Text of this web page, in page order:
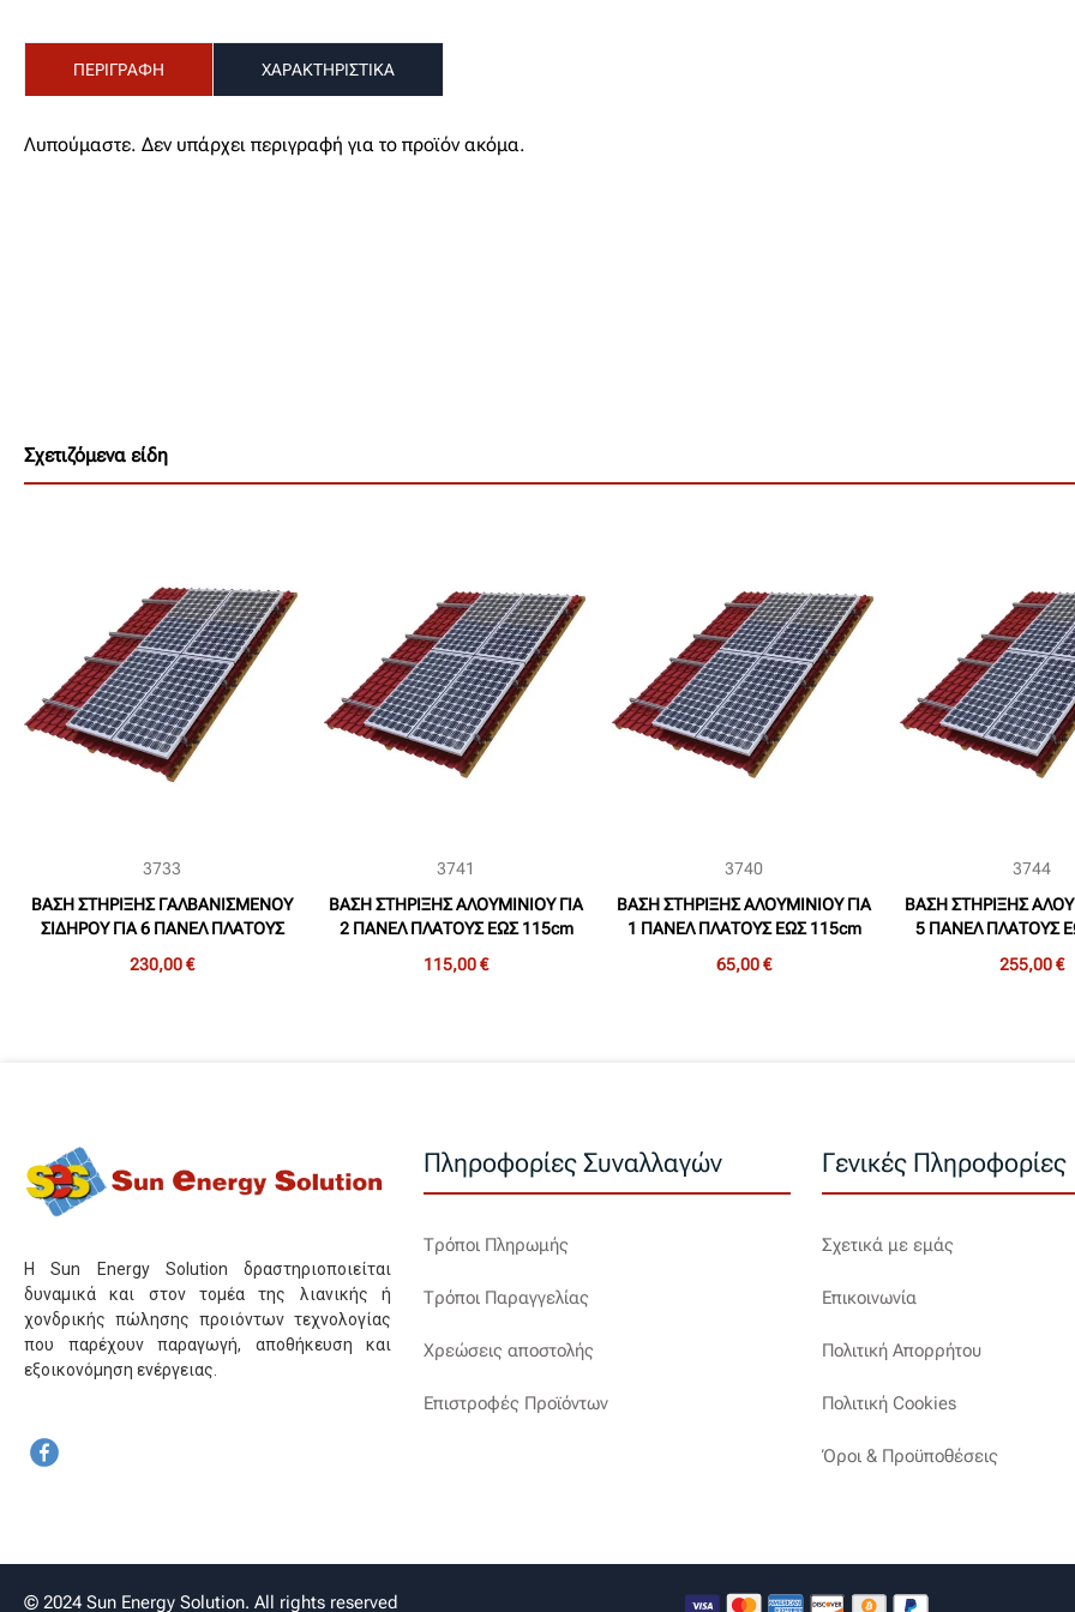
ΠΕΡΙΓΡΑΦΗ ΧΑΡΑΚΤΗΡΙΣΤΙΚΑ
Λυπούμαστε. Δεν υπάρχει περιγραφή για το προϊόν ακόμα.
Σχετιζόμενα είδη
3733
ΒΑΣΗ ΣΤΗΡΙΞΗΣ ΓΑΛΒΑΝΙΣΜΕΝΟΥ
ΣΙΔΗΡΟΥ ΓΙΑ 6 ΠΑΝΕΛ ΠΛΑΤΟΥΣ
ΚΕΡΑΜΟΣΚΕΠΗ (ΣΕΤ)
230,00 €
3741
ΒΑΣΗ ΣΤΗΡΙΞΗΣ ΑΛΟΥΜΙΝΙΟΥ ΓΙΑ
2 ΠΑΝΕΛ ΠΛΑΤΟΥΣ ΕΩΣ 115cm
(ΣΕΤ)
115,00 €
3740
ΒΑΣΗ ΣΤΗΡΙΞΗΣ ΑΛΟΥΜΙΝΙΟΥ ΓΙΑ
1 ΠΑΝΕΛ ΠΛΑΤΟΥΣ ΕΩΣ 115cm
(ΣΕΤ)
65,00 €
3744
ΒΑΣΗ ΣΤΗΡΙΞΗΣ
5 ΠΑΝΕΛ ΠΛΑΤΟΥΣ
(ΣΕΤ)
255,00 €
Η Sun Energy Solution δραστηριοποιείται
δυναμικά και στον τομέα της λιανικής ή
χονδρικής πώλησης προιόντων τεχνολογίας
που παρέχουν παραγωγή, αποθήκευση και
εξοικονόμηση ενέργειας.
Πληροφορίες Συναλλαγών
Τρόποι Πληρωμής
Τρόποι Παραγγελίας
Χρεώσεις αποστολής
Επιστροφές Προϊόντων
Γενικές Πληροφορίες
Σχετικά με εμάς
Επικοινωνία
Πολιτική Απορρήτου
Πολιτική Cookies
Όροι & Προϋποθέσεις
© 2024 Sun Energy Solution. All rights reserved